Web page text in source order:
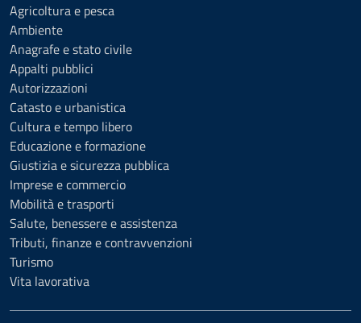
Agricoltura e pesca
Ambiente
Anagrafe e stato civile
Appalti pubblici
Autorizzazioni
Catasto e urbanistica
Cultura e tempo libero
Educazione e formazione
Giustizia e sicurezza pubblica
Imprese e commercio
Mobilità e trasporti
Salute, benessere e assistenza
Tributi, finanze e contravvenzioni
Turismo
Vita lavorativa